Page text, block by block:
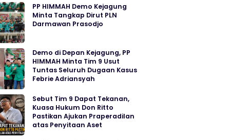
PP HIMMAH Demo Kejagung
Minta Tangkap Dirut PLN
Darmawan Prasodjo
Demo di Depan Kejagung, PP
HIMMAH Minta Tim 9 Usut
Tuntas Seluruh Dugaan Kasus
Febrie Adriansyah
Sebut Tim 9 Dapat Tekanan,
Kuasa Hukum Don Ritto
Pastikan Ajukan Praperadilan
atas Penyitaan Aset